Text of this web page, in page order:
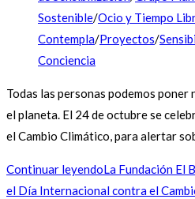
Sostenible/Ocio y Tiempo
Contempla/Proyectos/
Conciencia
Todas las personas podemos
el planeta. El 24 de octubre se
el Cambio Climático, para alertar
Continuar leyendoLa Fundación El
el Día Internacional contra el